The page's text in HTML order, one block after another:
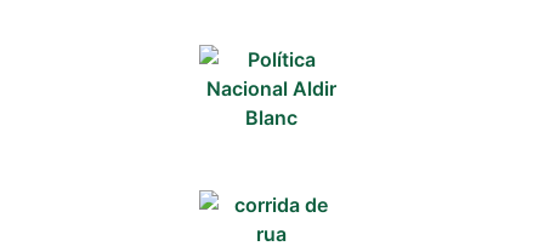
Entretenimento